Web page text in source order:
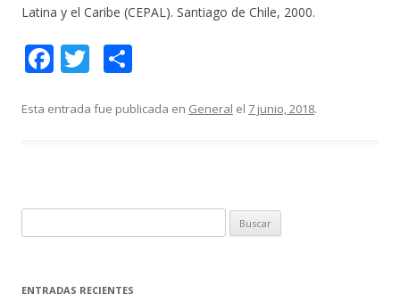
Latina y el Caribe (CEPAL). Santiago de Chile, 2000.
F
e
o
k
T
itt m
ti
r
Esta entrada fue publicada en General el 7 junio, 2018.
u
c
ENTRADAS RECIENTES